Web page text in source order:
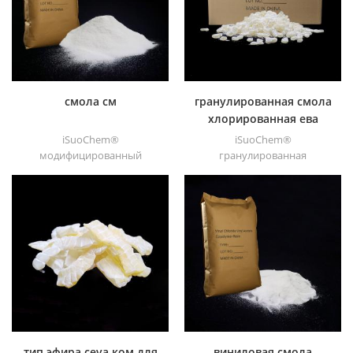
смола см
iSuoChem®
модифицированный
винилацетат vmch
используется в основном
для воздушно-сухих
покрытий, таких как уход,
морские и металлические
герметичная банка краска,
клей для обуви, краска для
гранулированная смола
хлорированная ева
iSuoChem®
гранулированная
евы через модификация.
его можно растворить в
органическом
растворителе, таком как
толуол, сложный эфир и т. д.